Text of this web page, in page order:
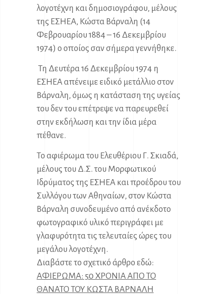
λογοτέχνη και δημοσιογράφου, μέλους
της ΕΣΗΕΑ, Κώστα Βάρναλη (14
Φεβρουαρίου 1884 – 16 Δεκεμβρίου
1974) ο οποίος σαν σήμερα γεννήθηκε.
Τη Δευτέρα 16 Δεκεμβρίου 1974 η
ΕΣΗΕΑ απένειμε ειδικό μετάλλιο στον
Βάρναλη, όμως η κατάσταση της υγείας
του δεν του επέτρεψε να παρευρεθεί
στην εκδήλωση και την ίδια μέρα
πέθανε.
Το αφιέρωμα του Ελευθέριου Γ. Σκιαδά,
μέλους του Δ.Σ. του Μορφωτικού
Ιδρύματος της ΕΣΗΕΑ και προέδρου του
Συλλόγου των Αθηναίων, στον Κώστα
Βάρναλη συνοδευμένο από ανέκδοτο
φωτογραφικό υλικό περιγράφει με
γλαφυρότητα τις τελευταίες ώρες του
μεγάλου λογοτέχνη.
Διαβάστε το σχετικό άρθρο εδώ:
ΑΦΙΕΡΩΜΑ: 50 ΧΡΟΝΙΑ ΑΠΟ ΤΟ
ΘΑΝΑΤΟ ΤΟΥ ΚΩΣΤΑ ΒΑΡΝΑΛΗ